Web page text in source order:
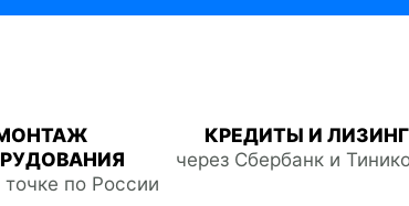
по России
КРЕДИТЫ И ЛИЗИНГ
через Сбербанк и